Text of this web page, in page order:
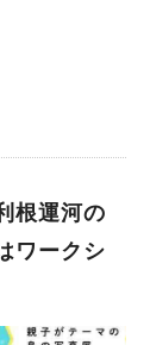
」が、今年も
！ 南柏のま
なじみのお店
根運河の
ワークシ